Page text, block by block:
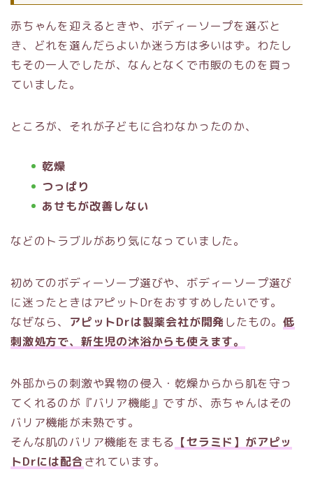
赤ちゃんを迎えるときや、ボディーソープを選ぶと
き、どれを選んだらよいか迷う方は多いはず。わたし
もその一人でしたが、なんとなくで市販のものを買っ
ていました。
ところが、それが子どもに合わなかったのか、
乾燥
つっぱり
あせもが改善しない
などのトラブルがあり気になっていました。
初めてのボディーソープ選びや、ボディーソープ選び
に迷ったときはアピットDrをおすすめしたいです。
なぜなら、 アピットDrは製薬会社が開発したもの。低
刺激処方で、新生児の沐浴からも使えます。
外部からの刺激や異物の侵入・乾燥からから肌を守っ
てくれるのが『バリア機能』ですが、赤ちゃんはその
バリア機能が未熟です。
そんな肌のバリア機能をまもる 【セラミド】がアピッ
トDrには配合されています。